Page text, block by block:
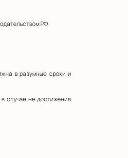
РФ.
в разумные сроки и
случае не достижения